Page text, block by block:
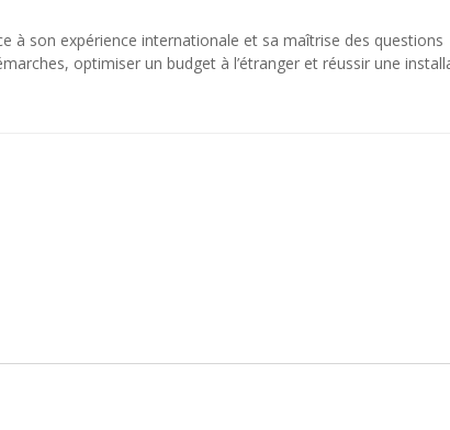
à son expérience internationale et sa maîtrise des questions
optimiser un budget à l’étranger et réussir une